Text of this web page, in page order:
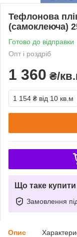
Тефлонова
(самоклеюча)
Готово до відправки
Опт і роздріб
1 360 ₴/
1 154 ₴ від 10 кв.м
Що таке
Замовлення
Опис